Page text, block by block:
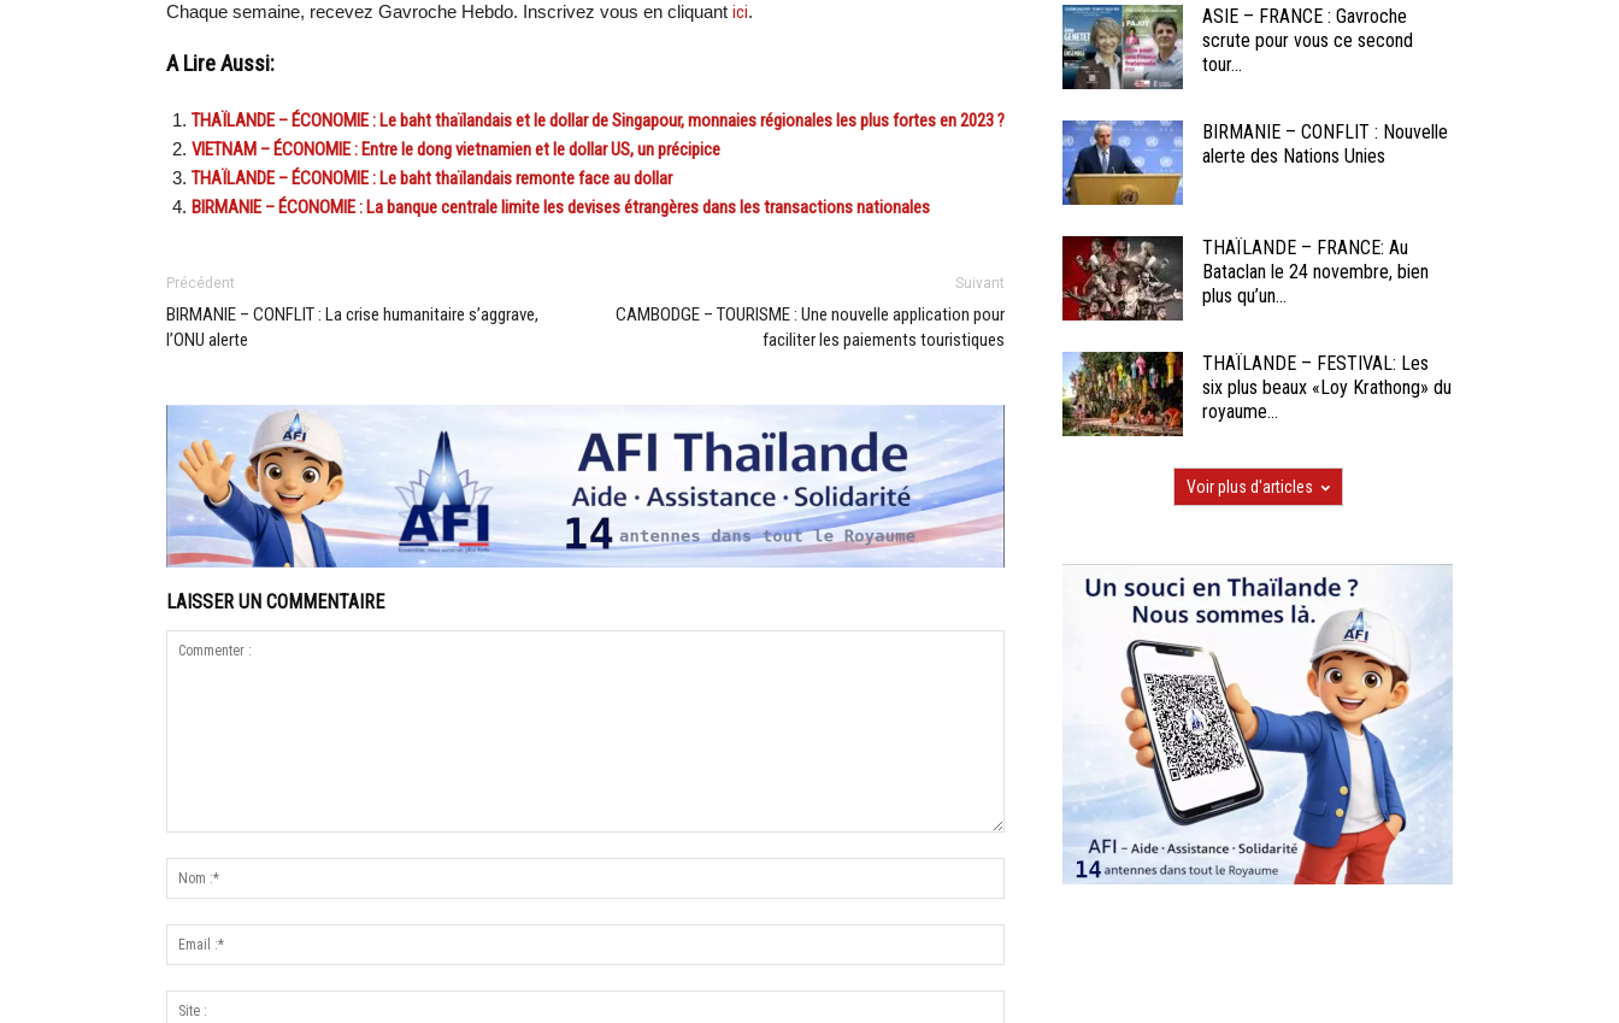
Chaque semaine, recevez Gavroche Hebdo. Inscrivez vous en cliquant ici.
A Lire Aussi:
THAÏLANDE – ÉCONOMIE : Le baht thaïlandais et le dollar de Singapour, monnaies régionales les plus fortes en 2023 ?
VIETNAM – ÉCONOMIE : Entre le dong vietnamien et le dollar US, un précipice
THAÏLANDE – ÉCONOMIE : Le baht thaïlandais remonte face au dollar
BIRMANIE – ÉCONOMIE : La banque centrale limite les devises étrangères dans les transactions nationales
Précédent
BIRMANIE – CONFLIT : La crise humanitaire s’aggrave,
l’ONU alerte
Suivant
CAMBODGE – TOURISME : Une nouvelle application pour
faciliter les paiements touristiques
LAISSER UN COMMENTAIRE
ASIE – FRANCE : Gavroche
scrute pour vous ce second
tour...
BIRMANIE – CONFLIT : Nouvelle
alerte des Nations Unies
THAÏLANDE – FRANCE: Au
Bataclan le 24 novembre, bien
plus qu’un...
THAÏLANDE – FESTIVAL: Les
six plus beaux «Loy Krathong» du
royaume...
Voir plus d'articles